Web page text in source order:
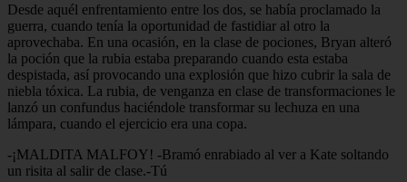
Desde aquél enfrentamiento entre los dos, se había proclamado la
guerra, cuando tenía la oportunidad de fastidiar al otro la
aprovechaba. En una ocasión, en la clase de pociones, Bryan alteró
la poción que la rubia estaba preparando cuando esta estaba
despistada, así provocando una explosión que hizo cubrir la sala de
niebla tóxica. La rubia, de venganza en clase de transformaciones le
lanzó un confundus haciéndole transformar su lechuza en una
lámpara, cuando el ejercicio era una copa.
-¡MALDITA MALFOY! -Bramó enrabiado al ver a Kate soltando
un risita al salir de clase.-Tú